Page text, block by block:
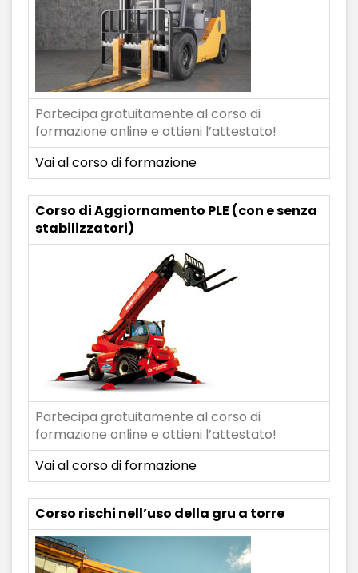
Partecipa gratuitamente al corso di
formazione online e ottieni l’attestato!
Vai al corso di formazione
Corso di Aggiornamento PLE (con e senza
stabilizzatori)
Partecipa gratuitamente al corso di
formazione online e ottieni l’attestato!
Vai al corso di formazione
Corso rischi nell’uso della gru a torre